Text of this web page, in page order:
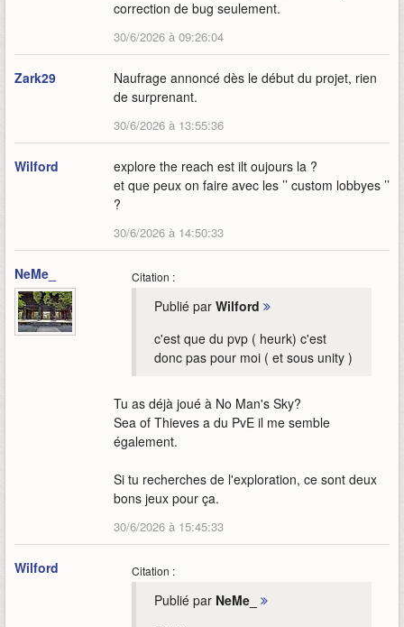
correction de bug seulement.
30/6/2026 à 09:26:04
Zark29
Naufrage annoncé dès le début du projet, rien
de surprenant.
30/6/2026 à 13:55:36
Wilford
explore the reach est ilt oujours la ?
et que peux on faire avec les ’’ custom lobbyes ’’
?
30/6/2026 à 14:50:33
NeMe_ Citation :
Publié par Wilford
c'est que du pvp ( heurk) c'est
donc pas pour moi ( et sous unity )
Tu as déjà joué à No Man's Sky?
Sea of Thieves a du PvE il me semble
également.
Si tu recherches de l'exploration, ce sont deux
bons jeux pour ça.
30/6/2026 à 15:45:33
Wilford Citation :
Publié par NeMe_